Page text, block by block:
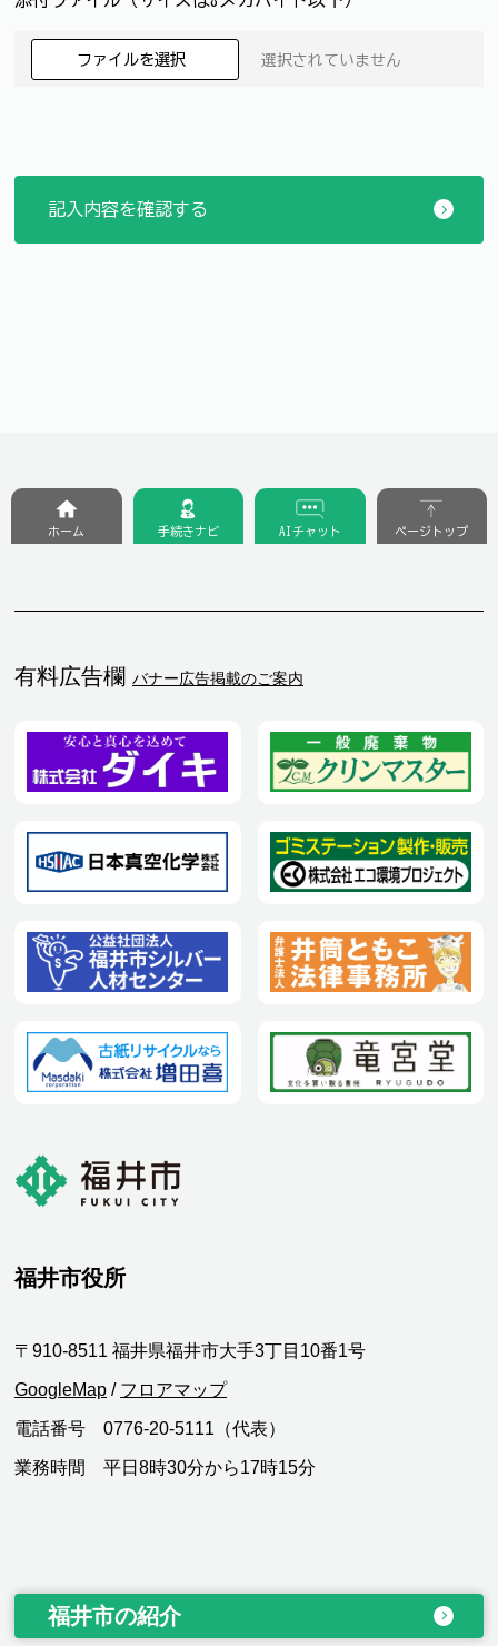
ファイルを選択 選択されていません
有料広告欄 バナー広告掲載のご案内
ホーム 手続きナビ AIチャット ページトップ
福井市役所
〒910-8511 福井県福井市大手3丁目10番1号
GoogleMap / フロアマップ
電話番号 0776-20-5111（代表）
業務時間 平日8時30分から17時15分
福井市の紹介